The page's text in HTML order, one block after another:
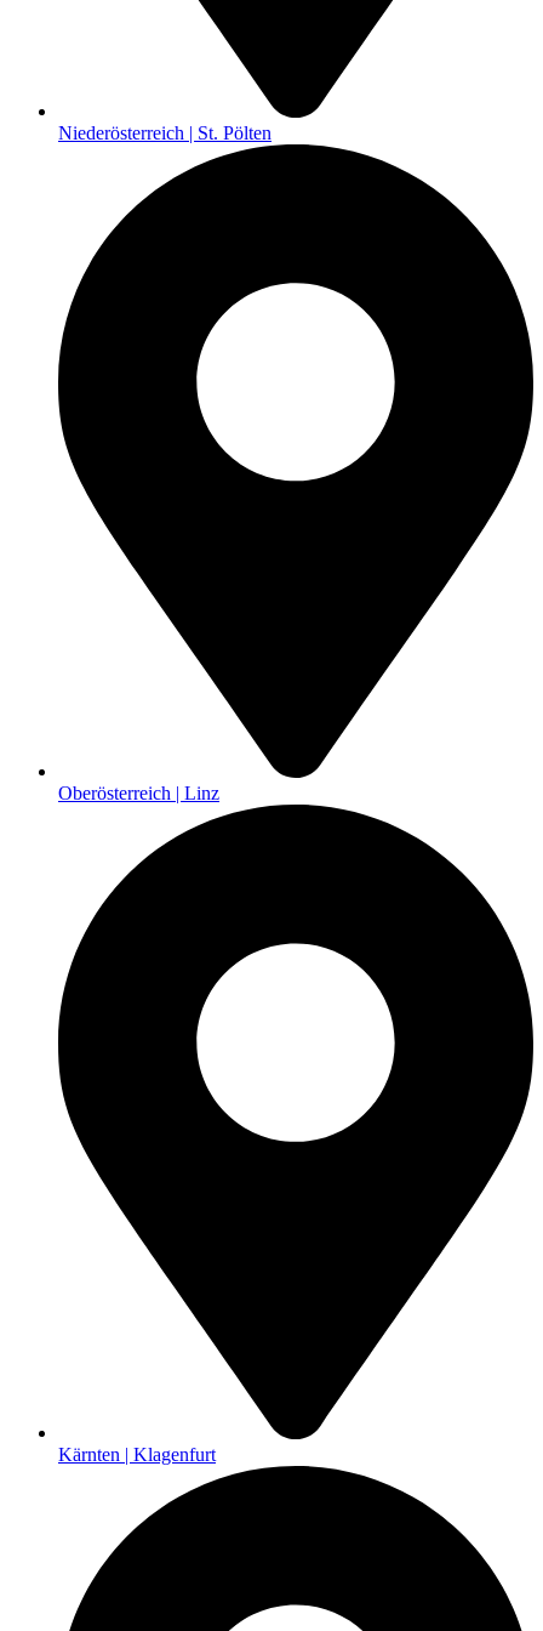
Niederösterreich | St. Pölten
Oberösterreich | Linz
Kärnten | Klagenfurt